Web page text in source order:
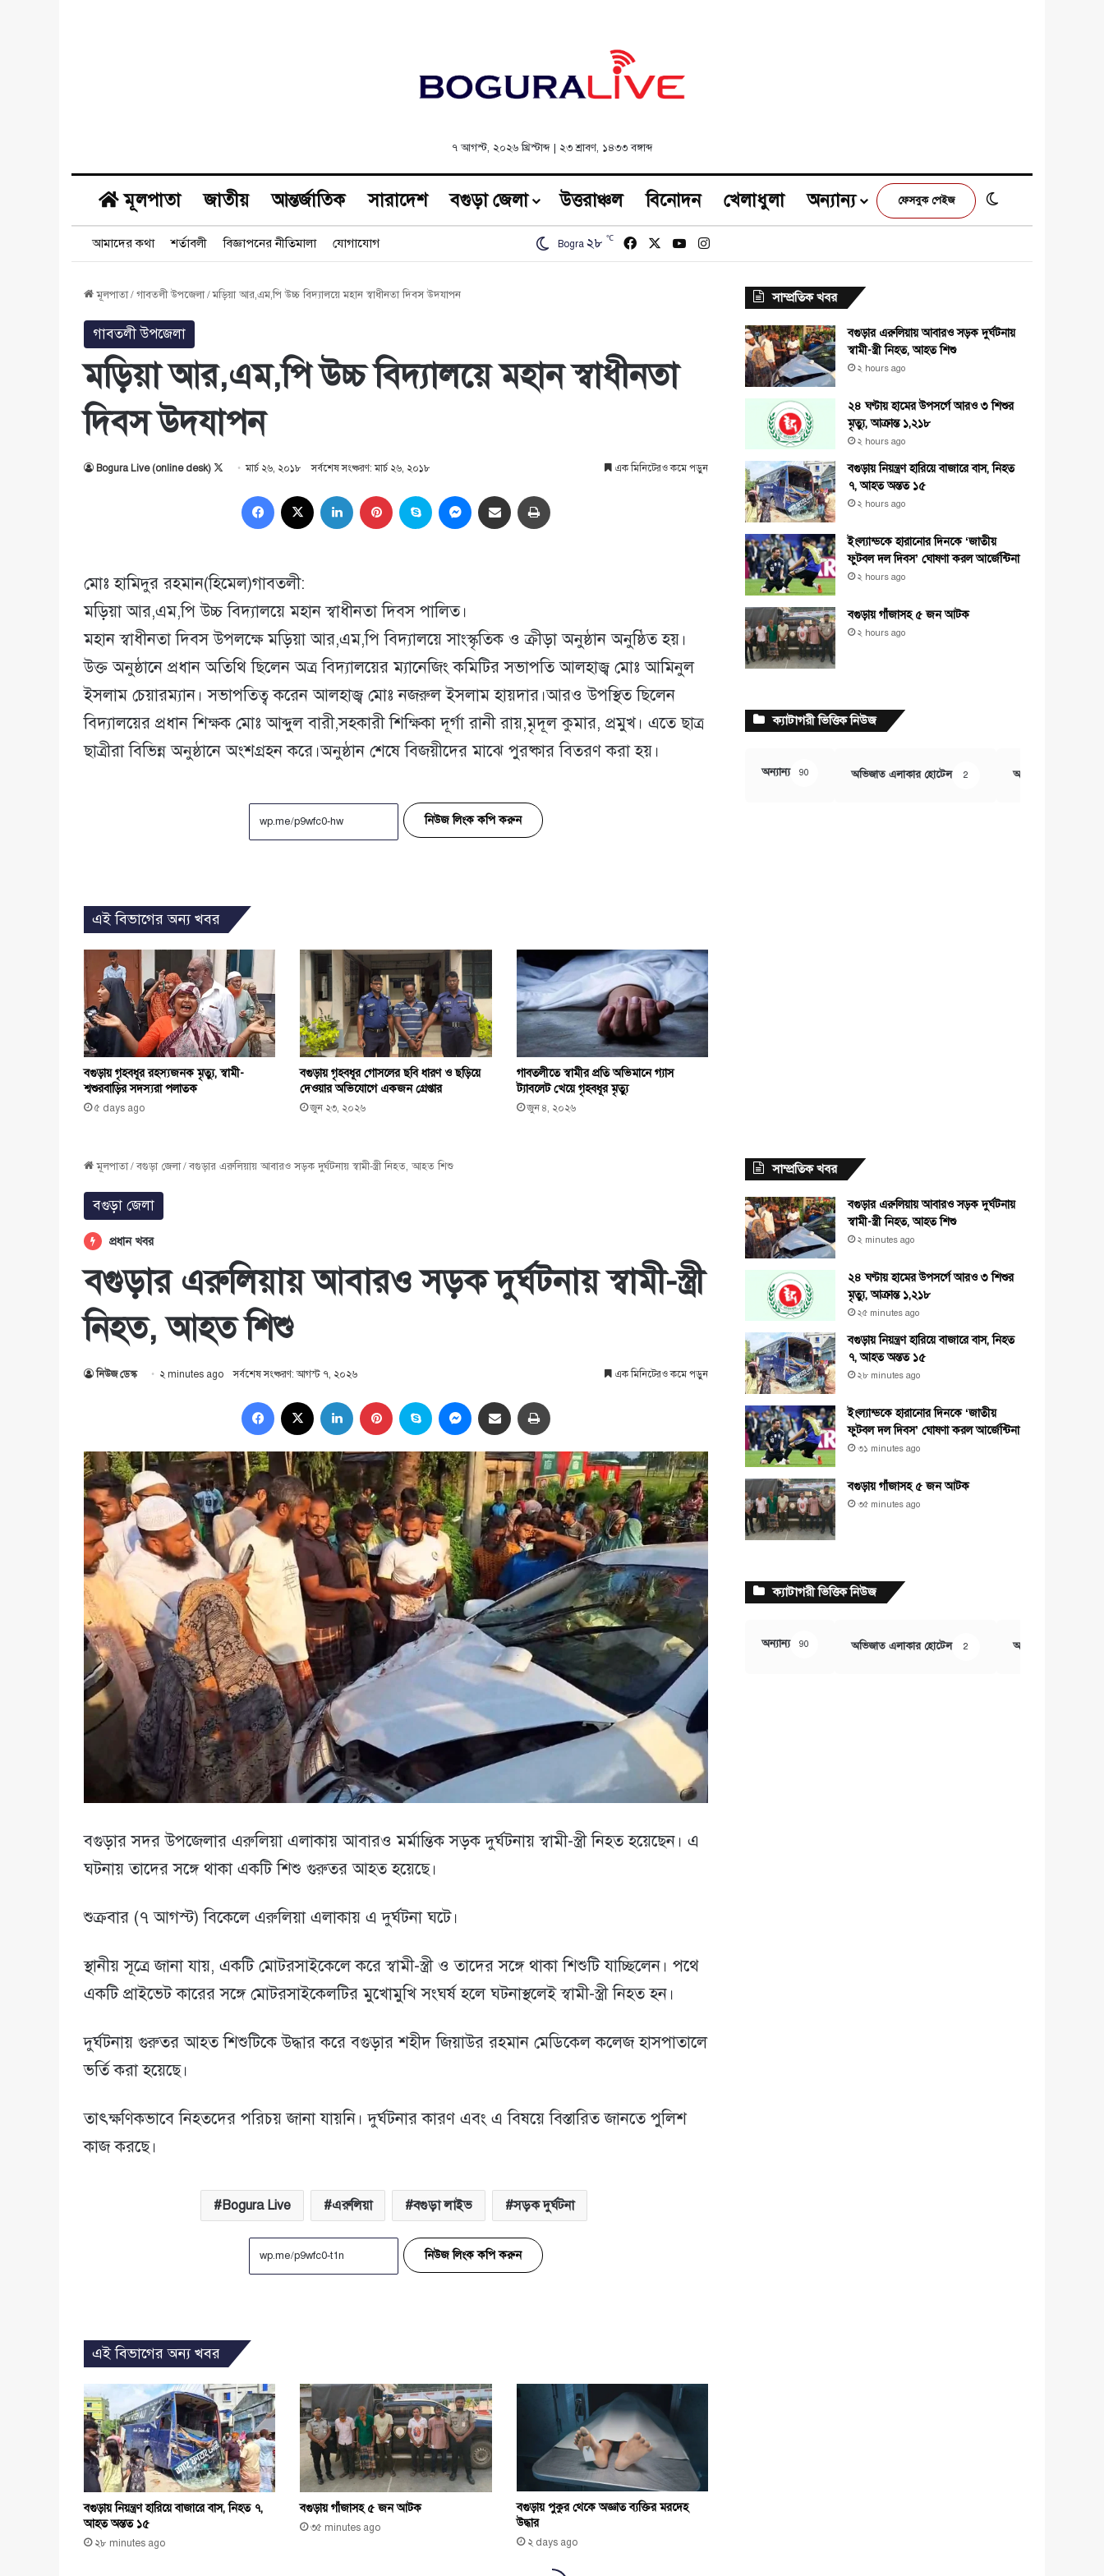
৭ আগস্ট, ২০২৬ খ্রিস্টাব্দ| ২৩ শ্রাবণ, ১৪৩৩ বঙ্গাব্দ
মূলপাতা জাতীয় আন্তর্জাতিক সারাদেশ বগুড়া জেলা উত্তরাঞ্চল বিনোদন খেলাধুলা অন্যান্য ফেসবুক পেইজ
আমাদের কথা শর্তাবলী বিজ্ঞাপনের নীতিমালা যোগাযোগ Bogra ২৮ ℃ FacebookYouTubeInstagram
মূলপাতা/গাবতলী উপজেলা/মড়িয়া আর,এম,পি উচ্চ বিদ্যালয়ে মহান স্বাধীনতা দিবস উদযাপন
গাবতলী উপজেলা
মড়িয়া আর,এম,পি উচ্চ বিদ্যালয়ে মহান স্বাধীনতা
দিবস উদযাপন
Bogura Live (online desk)
Followমার্চ ২৬, ২০১৮ সর্বশেষ সংষ্করণ: মার্চ ২৬, ২০১৮ এক মিনিটেরও কমে পড়ুন
Facebook LinkedIn Pinterest Skype MessengerShare via Email
মোঃ হামিদুর রহমান(হিমেল)গাবতলী:
মড়িয়া আর,এম,পি উচ্চ বিদ্যালয়ে মহান স্বাধীনতা দিবস পালিত।
মহান স্বাধীনতা দিবস উপলক্ষে মড়িয়া আর,এম,পি বিদ্যালয়ে সাংস্কৃতিক ও ক্রীড়া অনুষ্ঠান অনুষ্ঠিত হয়।
উক্ত অনুষ্ঠানে প্রধান অতিথি ছিলেন অত্র বিদ্যালয়ের ম্যানেজিং কমিটির সভাপতি আলহাজ্ব মোঃ আমিনুল
ইসলাম চেয়ারম্যান। সভাপতিত্ব করেন আলহাজ্ব মোঃ নজরুল ইসলাম হায়দার।আরও উপস্থিত ছিলেন
বিদ্যালয়ের প্রধান শিক্ষক মোঃ আব্দুল বারী,সহকারী শিক্ষিকা দূর্গা রানী রায়,মৃদূল কুমার, প্রমুখ। এতে ছাত্র
ছাত্রীরা বিভিন্ন অনুষ্ঠানে অংশগ্রহন করে।অনুষ্ঠান শেষে বিজয়ীদের মাঝে পুরষ্কার বিতরণ করা হয়।
নিউজ লিংক কপি করুন
এই বিভাগের অন্য খবর
বগুড়ায় গৃহবধূর রহস্যজনক মৃত্যু, স্বামী-
শ্বশুরবাড়ির সদস্যরা পলাতক
৫ days ago
বগুড়ায় গৃহবধূর গোসলের ছবি ধারণ ও ছড়িয়ে
দেওয়ার অভিযোগে একজন গ্রেপ্তার
জুন ২৩, ২০২৬
গাবতলীতে স্বামীর প্রতি অভিমানে গ্যাস
ট্যাবলেট খেয়ে গৃহবধূর মৃত্যু
জুন ৪, ২০২৬
সাম্প্রতিক খবর
বগুড়ার এরুলিয়ায় আবারও সড়ক দুর্ঘটনায়
স্বামী-স্ত্রী নিহত, আহত শিশু
২ hours ago
২৪ ঘণ্টায় হামের উপসর্গে আরও ৩ শিশুর
মৃত্যু, আক্রান্ত ১,২১৮
২ hours ago
বগুড়ায় নিয়ন্ত্রণ হারিয়ে বাজারে বাস, নিহত
৭, আহত অন্তত ১৫
২ hours ago
ইংল্যান্ডকে হারানোর দিনকে ‘জাতীয়
ফুটবল দল দিবস’ ঘোষণা করল আর্জেন্টিনা
২ hours ago
বগুড়ায় গাঁজাসহ ৫ জন আটক
২ hours ago
ক্যাটাগরী ভিত্তিক নিউজ
অন্যান্য 90 অভিজাত এলাকার হোটেল 2 অর্থ ও বানিজ্য